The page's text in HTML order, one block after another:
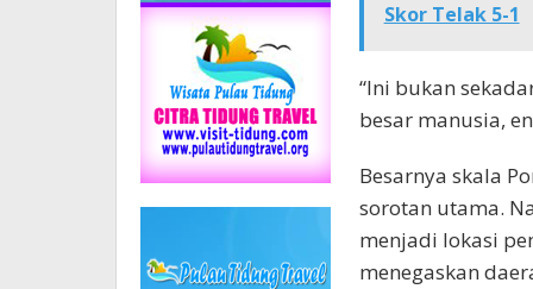
Skor Telak 5-1
“Ini bukan
besar manusia,
Besarnya skala
sorotan utama.
menjadi lokasi
menegaskan